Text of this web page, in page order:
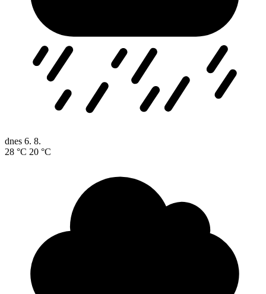
dnes 6. 8.
28 °C 20 °C